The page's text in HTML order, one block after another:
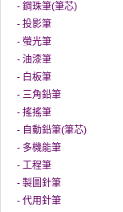
- 鋼珠筆(筆芯)
- 投影筆
- 螢光筆
- 油漆筆
- 白板筆
- 三角鉛筆
- 搖搖筆
- 自動鉛筆(筆芯)
- 多機能筆
- 工程筆
- 製圖針筆
- 代用針筆